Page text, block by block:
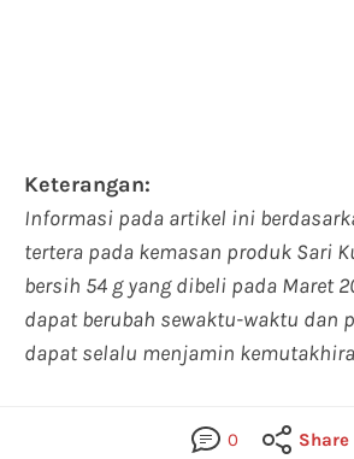
Keterangan:
Informasi pada artikel ini
tertera pada kemasan produk Sari
bersih 54 g yang dibeli pada Maret
dapat berubah sewaktu-waktu dan
dapat selalu menjamin
0 Share